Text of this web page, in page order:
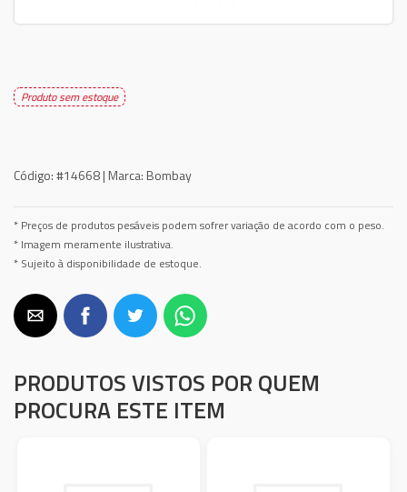
Produto sem estoque
Código:#14668 | Marca: Bombay
* Preços de produtos pesáveis podem sofrer variação de acordo com o peso.
* Imagem meramente ilustrativa.
* Sujeito à disponibilidade de estoque.
PRODUTOS VISTOS POR QUEM
PROCURA ESTE ITEM